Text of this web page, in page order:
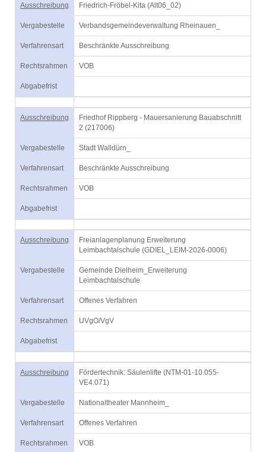
Ausschreibung Friedrich-Fröbel-Kita (Alt06_02)
Vergabestelle Verbandsgemeindeverwaltung Rheinauen_
Verfahrensart Beschränkte Ausschreibung
Rechtsrahmen VOB
Abgabefrist
Ausschreibung
Friedhof Rippberg - Mauersanierung Bauabschnitt
2 (217006)
Vergabestelle Stadt Walldürn_
Verfahrensart Beschränkte Ausschreibung
Rechtsrahmen VOB
Abgabefrist
Ausschreibung
Freianlagenplanung Erweiterung
Leimbachtalschule (GDIEL_LEIM-2026-0006)
Vergabestelle
Gemeinde Dielheim_Erweiterung
Leimbachtalschule
Verfahrensart Offenes Verfahren
Rechtsrahmen UVgO/VgV
Abgabefrist
Ausschreibung
Fördertechnik: Säulenlifte (NTM-01-10.055-
VE4.071)
Vergabestelle Nationaltheater Mannheim_
Verfahrensart Offenes Verfahren
Rechtsrahmen VOB